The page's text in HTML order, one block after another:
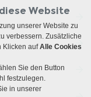
Website
unserer Website zu
verbessern. Zusätzliche
Klicken aufAlle Cookies
Sie den Button
festzulegen.
in unserer